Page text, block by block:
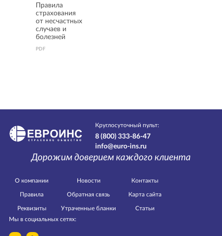
Правила
страхования
от несчастных
случаев и
болезней
PDF
Круглосуточный пульт:
8 (800) 333-86-47
info@euro-ins.ru
Дорожим доверием каждого клиента
О компании
Правила
Реквизиты
Новости
Обратная связь
Утраченные бланки
Контакты
Карта сайта
Статьи
Мы в социальных сетях: